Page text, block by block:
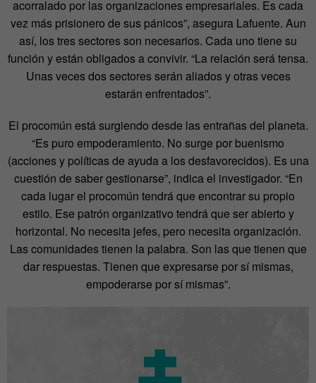
acorralado por las organizaciones empresariales. Es cada
vez más prisionero de sus pánicos”, asegura Lafuente. Aun
así, los tres sectores son necesarios. Cada uno tiene su
función y están obligados a convivir. “La relación será tensa.
Unas veces dos sectores serán aliados y otras veces
estarán enfrentados”.
El procomún está surgiendo desde las entrañas del planeta.
“Es puro empoderamiento. No surge por buenismo
(acciones y políticas de ayuda a los desfavorecidos). Es una
cuestión de saber gestionarse”, indica el investigador. “En
cada lugar el procomún tendrá que encontrar su propio
estilo. Ese patrón organizativo tendrá que ser abierto y
horizontal. No necesita jefes, pero necesita organización.
Las comunidades tienen la palabra. Son las que tienen que
dar respuestas. Tienen que expresarse por sí mismas,
empoderarse por sí mismas”.